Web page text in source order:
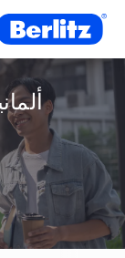
Berlitz SA